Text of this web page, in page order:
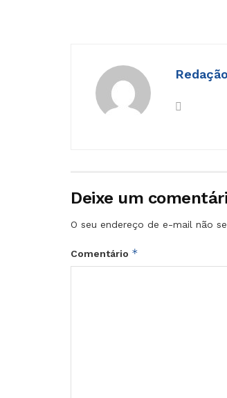
Redação
Deixe um
O seu endereço de e-mail não
Comentário *